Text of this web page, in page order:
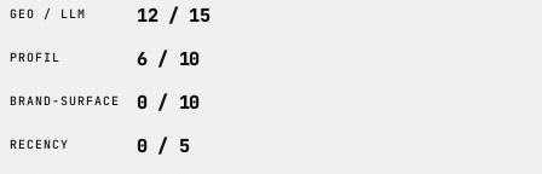
GEO / LLM 12 / 15
PROFIL 6 / 10
BRAND-SURFACE 0 / 10
RECENCY 0 / 5